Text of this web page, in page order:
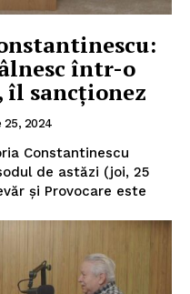
într-o
îl sancționez
25, 2024
Constantinescu
de astăzi (joi, 25
și Provocare este